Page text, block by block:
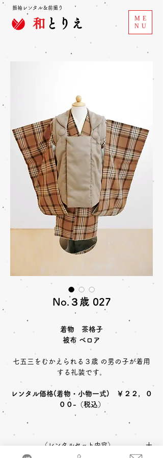
振袖レンタル＆前撮り
和 とりえ
ME
NU
No.３歳 027
着物 茶格子
被布 ベロア
七五三をむかえられる３歳 の男の子が着用
する礼装です。
レンタル価格(着物・小物一式) ￥２２，０
００-（税込）
〈レンタルセット内容〉